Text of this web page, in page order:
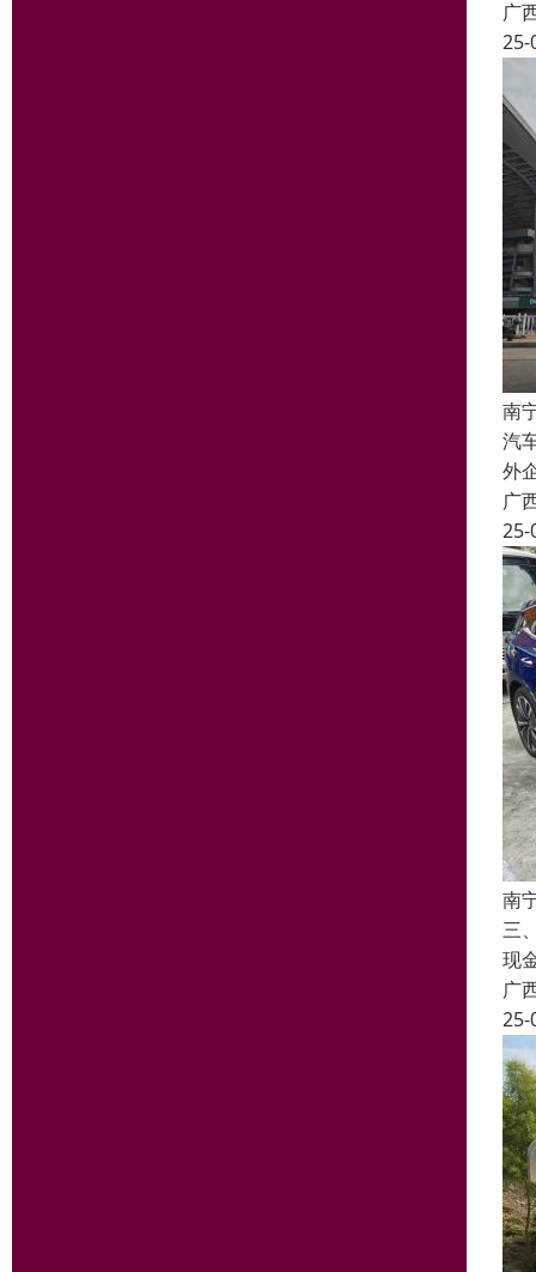
广
25-
南
汽
外
广
25-
南
三
现
广
25-